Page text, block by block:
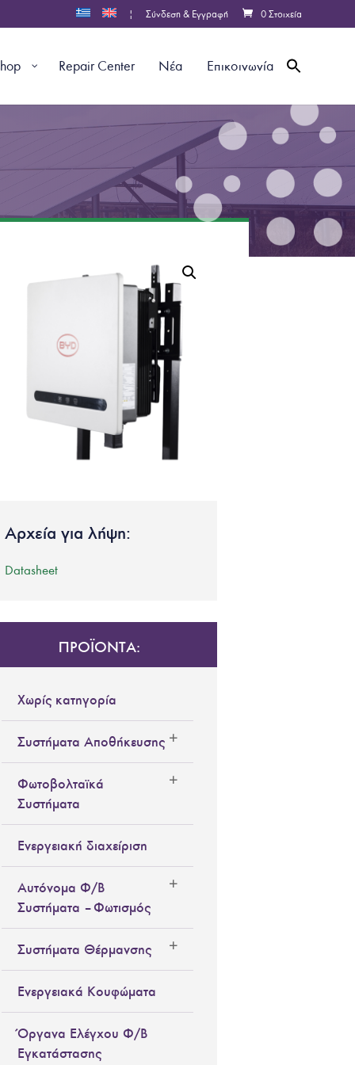
| Σύνδεση & Εγγραφή 0 Στοιχεία
Repair Center Νέα Επικοινωνία
Αρχεία για λήψη:
Datasheet
ΠΡΟΪΟΝΤΑ:
Χωρίς κατηγορία
Συστήματα Αποθήκευσης
Φωτοβολταϊκά
Συστήματα
Ενεργειακή διαχείριση
Αυτόνομα Φ/Β
Συστήματα – Φωτισμός
Συστήματα Θέρμανσης
Ενεργειακά Κουφώματα
Όργανα Ελέγχου Φ/Β
Εγκατάστασης